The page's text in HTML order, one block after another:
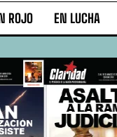
ROJO EN LUCHA